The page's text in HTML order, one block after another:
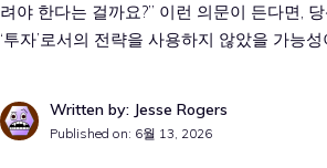
려야 한다는 걸까요?” 이런 의문이 든다면,
‘투자’로서의 전략을 사용하지 않았을 가능
Written by: Jesse Rogers
Published on: 6월 13, 2026